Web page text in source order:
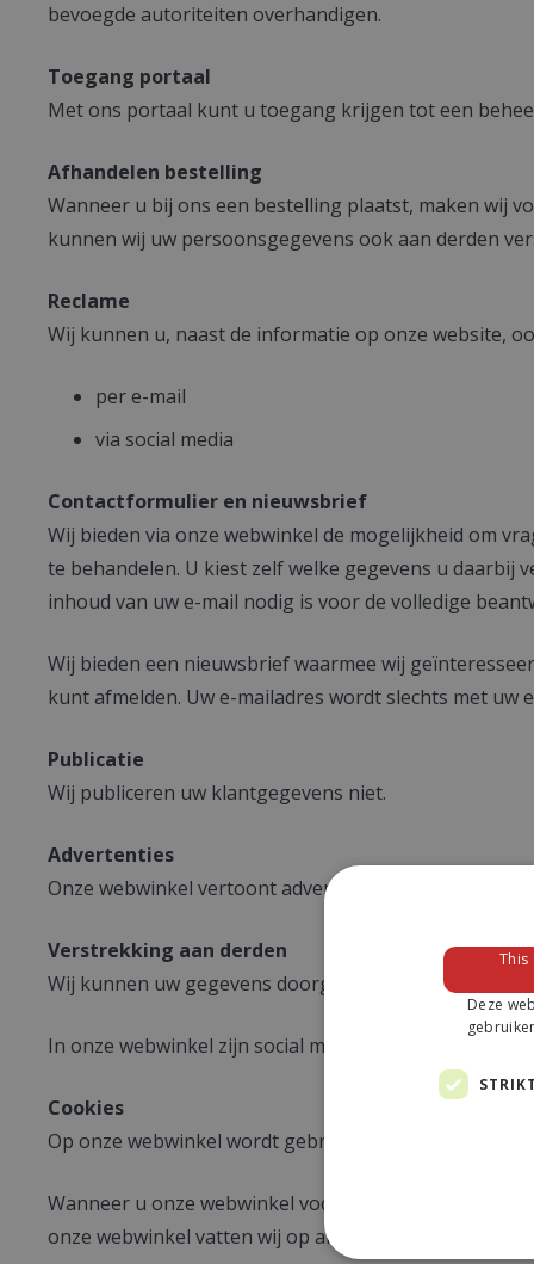
bevoegde autoriteiten overhandigen.
Toegang portaal
Met ons portaal kunt u toegang krijgen tot een
Afhandelen bestelling
Wanneer u bij ons een bestelling plaatst, maken wij
kunnen wij uw persoonsgegevens ook aan derden
Reclame
Wij kunnen u, naast de informatie op onze website,
per e-mail
via social media
Contactformulier en nieuwsbrief
Wij bieden via onze webwinkel de mogelijkheid om
te behandelen. U kiest zelf welke gegevens u
inhoud van uw e-mail nodig is voor de volledige
Wij bieden een nieuwsbrief waarmee wij
kunt afmelden. Uw e-mailadres wordt slechts met
Publicatie
Wij publiceren uw klantgegevens niet.
Advertenties
Onze webwinkel vertoont advertenties.
Verstrekking aan derden
Wij kunnen uw gegevens doorgeven aan onze
In onze webwinkel zijn social media buttons
Cookies
Op onze webwinkel wordt gebruik gemaakt van
Wanneer u onze webwinkel voor het eerst bezoekt,
onze webwinkel vatten wij op als toestemming voor
This
Deze